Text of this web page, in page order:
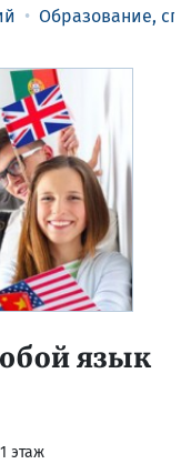
Образование,
язык
этаж